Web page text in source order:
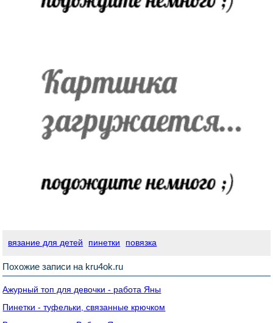
вязание для детей пинетки повязка
Похожие записи на kru4ok.ru
Ажурный топ для девочки - работа Яны
Пинетки - туфельки, связанные крючком